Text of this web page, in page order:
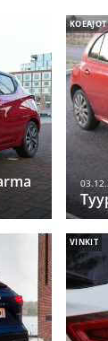
KOEAJOT
VINKIT